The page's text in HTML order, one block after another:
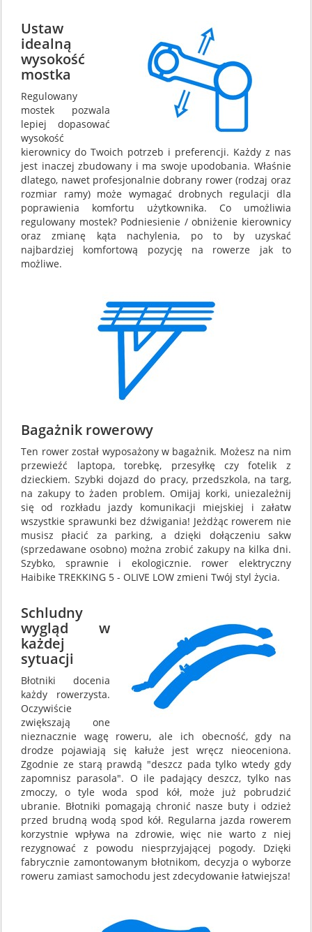
Ustaw
idealną
wysokość
mostka
Regulowany
mostek pozwala
lepiej dopasować
wysokość
kierownicy do Twoich potrzeb i preferencji. Każdy z nas
jest inaczej zbudowany i ma swoje upodobania. Właśnie
dlatego, nawet profesjonalnie dobrany rower (rodzaj oraz
rozmiar ramy) może wymagać drobnych regulacji dla
poprawienia komfortu użytkownika. Co umożliwia
regulowany mostek? Podniesienie / obniżenie kierownicy
oraz zmianę kąta nachylenia, po to by uzyskać
najbardziej komfortową pozycję na rowerze jak to
możliwe.
Bagażnik rowerowy
Ten rower został wyposażony w bagażnik. Możesz na nim
przewieźć laptopa, torebkę, przesyłkę czy fotelik z
dzieckiem. Szybki dojazd do pracy, przedszkola, na targ,
na zakupy to żaden problem. Omijaj korki, uniezależnij
się od rozkładu jazdy komunikacji miejskiej i załatw
wszystkie sprawunki bez dźwigania! Jeżdżąc rowerem nie
musisz płacić za parking, a dzięki dołączeniu sakw
(sprzedawane osobno) można zrobić zakupy na kilka dni.
Szybko, sprawnie i ekologicznie. rower elektryczny
Haibike TREKKING 5 - OLIVE LOW zmieni Twój styl życia.
Schludny
wygląd w
każdej
sytuacji
Błotniki docenia
każdy rowerzysta.
Oczywiście
zwiększają one
nieznacznie wagę roweru, ale ich obecność, gdy na
drodze pojawiają się kałuże jest wręcz nieoceniona.
Zgodnie ze starą prawdą "deszcz pada tylko wtedy gdy
zapomnisz parasola". O ile padający deszcz, tylko nas
zmoczy, o tyle woda spod kół, może już pobrudzić
ubranie. Błotniki pomagają chronić nasze buty i odzież
przed brudną wodą spod kół. Regularna jazda rowerem
korzystnie wpływa na zdrowie, więc nie warto z niej
rezygnować z powodu niesprzyjającej pogody. Dzięki
fabrycznie zamontowanym błotnikom, decyzja o wyborze
roweru zamiast samochodu jest zdecydowanie łatwiejsza!